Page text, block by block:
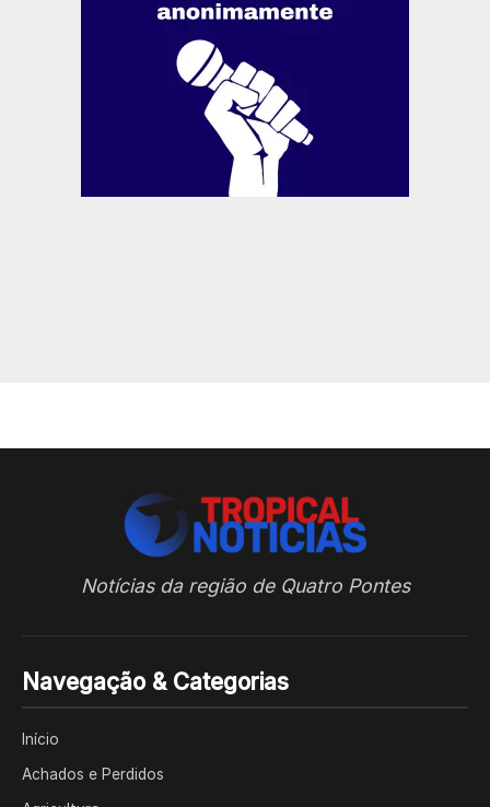
Notícias da região de Quatro Pontes
Navegação & Categorias
Início
Achados e Perdidos